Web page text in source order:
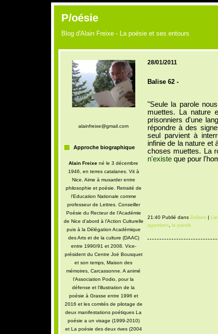
P/oésie
Blog d'Alain Freixe - La poésie et ses entours
alainfreixe@gmail.com
Approche biographique
Alain Freixe né le 3 décembre
1946, en terres catalanes. Vit à
Nice. Aime à musarder entre
philosophie et poésie. Retraité de
l’Education Nationale comme
professeur de Lettres. Conseiller
Poésie du Recteur de l’Académie
de Nice d’abord à l’Action Culturelle
puis à la Délégation Académique
des Arts et de la culture (DAAC)
entre 1990/91 et 2008. Vice-
président du Centre Joë Bousquet
et son temps, Maison des
mémoires, Carcassonne. A animé
l’Association Podio, pour la
défense et l’illustration de la
poésie à Grasse entre 1996 et
2016 et les comités de pilotage de
deux manifestations poétiques La
poésie a un visage (1999-2010)
et La poésie des deux rives (2004
28/01/2011
Balise 62 -
"Seule la parole
muettes. La nature
prisonniers d'une
répondre à des
seul parvient à
infinie de la nature et
choses muettes. La
n'existeque pour
21:40 Publié dans Balises|
agamben
la parole